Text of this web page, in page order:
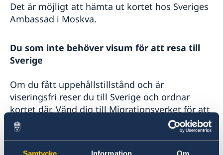
Samtycke Information Om
Det är möjligt att hämta ut kortet hos Sveriges
Ambassad i Moskva.
Du som inte behöver visum för att resa till
Sverige
Om du fått uppehållstillstånd och är
viseringsfri reser du till Sverige och ordnar
kortet där. Vänd dig till Migrationsverket för att
ta foto och lämna fingeravtryck.
Ansökan på pappersblankett